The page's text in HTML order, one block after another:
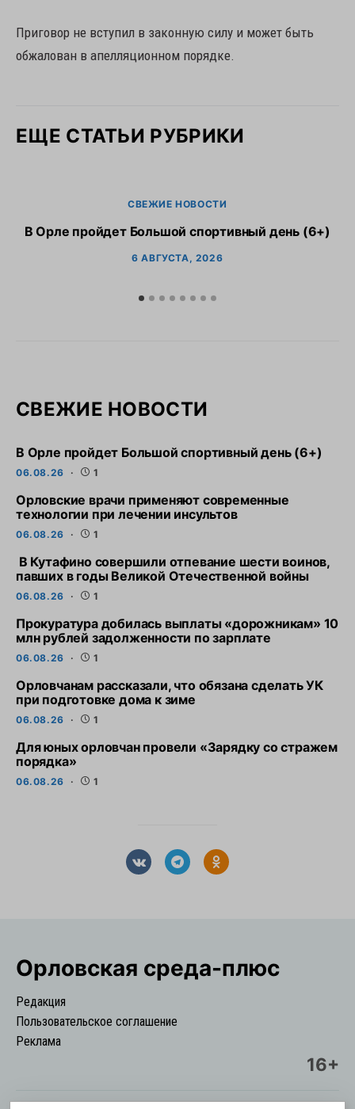
Приговор не вступил в законную силу и может быть
обжалован в апелляционном порядке.
ЕЩЕ СТАТЬИ РУБРИКИ
СВЕЖИЕ НОВОСТИ
В Орле пройдет Большой спортивный день (6+)
6 АВГУСТА, 2026
СВЕЖИЕ НОВОСТИ
В Орле пройдет Большой спортивный день (6+)
06.08.26 1
Орловские врачи применяют современные
технологии при лечении инсультов
06.08.26 1
В Кутафино совершили отпевание шести воинов,
павших в годы Великой Отечественной войны
06.08.26 1
Прокуратура добилась выплаты «дорожникам» 10
млн рублей задолженности по зарплате
06.08.26 1
Орловчанам рассказали, что обязана сделать УК
при подготовке дома к зиме
06.08.26 1
Для юных орловчан провели «Зарядку со стражем
порядка»
06.08.26 1
Орловская cреда-плюс
Редакция
Пользовательское соглашение
Реклама
16+